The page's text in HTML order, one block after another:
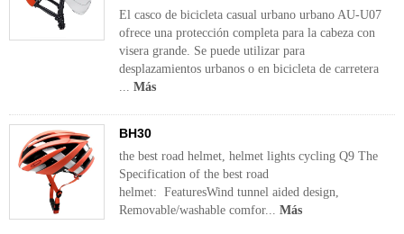
El casco de bicicleta casual urbano urbano AU-U07
ofrece una protección completa para la cabeza con
visera grande. Se puede utilizar para
desplazamientos urbanos o en bicicleta de carretera
... Más
BH30
the best road helmet, helmet lights cycling Q9 The
Specification of the best road
helmet: FeaturesWind tunnel aided design,
Removable/washable comfor... Más